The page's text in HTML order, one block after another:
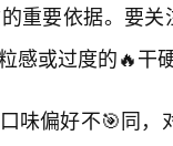
重要依据。要
感或过度的🔥干
味偏好不🎯同